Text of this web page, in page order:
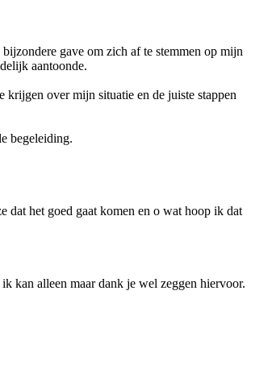
gave om zich af te stemmen op mijn
aantoonde.
over mijn situatie en de juiste stappen
begeleiding.
dat het goed gaat komen en o wat hoop ik dat
kan alleen maar dank je wel zeggen hiervoor.